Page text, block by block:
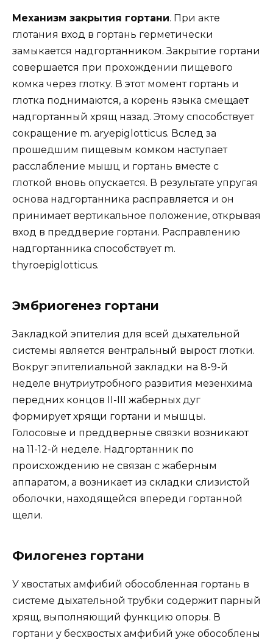
Механизм закрытия гортани. При акте
глотания вход в гортань герметически
замыкается надгортанником. Закрытие гортани
совершается при прохождении пищевого
комка через глотку. В этот момент гортань и
глотка поднимаются, а корень языка смещает
надгортанный хрящ назад. Этому способствует
сокращение m. aryepiglotticus. Вслед за
прошедшим пищевым комком наступает
расслабление мышц и гортань вместе с
глоткой вновь опускается. В результате упругая
основа надгортанника расправляется и он
принимает вертикальное положение, открывая
вход в преддверие гортани. Расправлению
надгортанника способствует m.
thyroepiglotticus.
Эмбриогенез гортани
Закладкой эпителия для всей дыхательной
системы является вентральный вырост глотки.
Вокруг эпителиальной закладки на 8-9-й
неделе внутриутробного развития мезенхима
передних концов II-III жаберных дуг
формирует хрящи гортани и мышцы.
Голосовые и преддверные связки возникают
на 11-12-й неделе. Надгортанник по
происхождению не связан с жаберным
аппаратом, а возникает из складки слизистой
оболочки, находящейся впереди гортанной
щели.
Филогенез гортани
У хвостатых амфибий обособленная гортань в
системе дыхательной трубки содержит парный
хрящ, выполняющий функцию опоры. В
гортани у бесхвостых амфибий уже обособлены